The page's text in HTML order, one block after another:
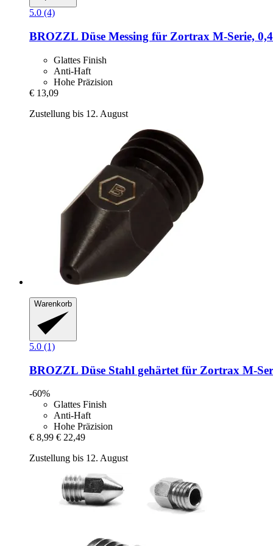
5.0 (4)
BROZZL Düse Messing für Zortrax M-​Serie,
Glattes Finish
Anti-Haft
Hohe Präzision
€ 13,09
Zustellung bis 12. August
Warenkorb
5.0 (1)
BROZZL Düse Stahl gehärtet für Zortrax M-​
-60%
Glattes Finish
Anti-Haft
Hohe Präzision
€ 8,99 € 22,49
Zustellung bis 12. August